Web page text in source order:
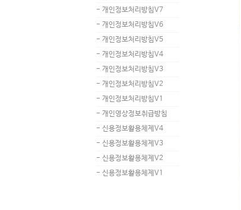
- 개인정보처리방침V7
- 개인정보처리방침V6
- 개인정보처리방침V5
- 개인정보처리방침V4
- 개인정보처리방침V3
- 개인정보처리방침V2
- 개인정보처리방침V1
- 개인영상정보취급방침
- 신용정보활용체제V4
- 신용정보활용체제V3
- 신용정보활용체제V2
- 신용정보활용체제V1